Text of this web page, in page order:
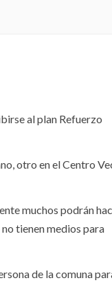
al plan Refuerzo
otro en el Centro
muchos podrán
tienen medios para
de la comuna